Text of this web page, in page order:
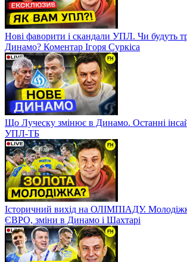
Нові фаворити і скандали УПЛ. Чи будуть
Динамо? Коментар Ігоря Суркіса
Що Луческу змінює в Динамо. Останні
УПЛ-ТБ
Історичний вихід на ОЛІМПІАДУ.
ЄВРО, зміни в Динамо і Шахтарі